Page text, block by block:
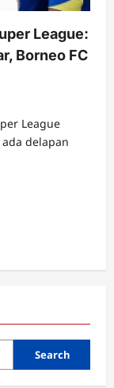
League:
Borneo FC
League
delapan
Search